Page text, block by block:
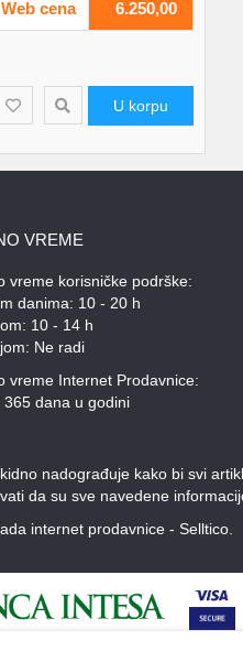
Web cena 6.250,00
U korpu
VREME
vreme korisničke podrške:
danima: 10 - 20 h
10 - 14 h
Ne radi
vreme Internet Prodavnice:
365 dana u godini
nadograđuje kako bi svi
da su sve navedene
internet prodavnice - Selltico.